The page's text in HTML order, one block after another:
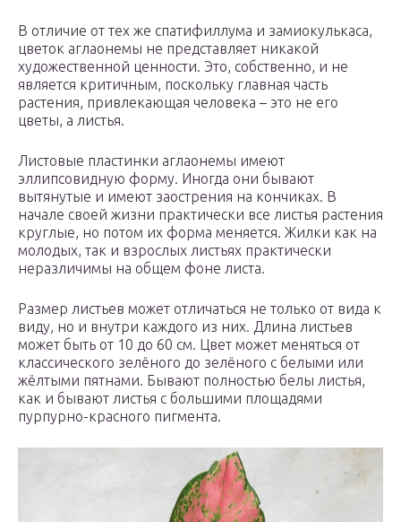
В отличие от тех же спатифиллума и замиокулькаса,
цветок аглаонемы не представляет никакой
художественной ценности. Это, собственно, и не
является критичным, поскольку главная часть
растения, привлекающая человека – это не его
цветы, а листья.
Листовые пластинки аглаонемы имеют
эллипсовидную форму. Иногда они бывают
вытянутые и имеют заострения на кончиках. В
начале своей жизни практически все листья растения
круглые, но потом их форма меняется. Жилки как на
молодых, так и взрослых листьях практически
неразличимы на общем фоне листа.
Размер листьев может отличаться не только от вида к
виду, но и внутри каждого из них. Длина листьев
может быть от 10 до 60 см. Цвет может меняться от
классического зелёного до зелёного с белыми или
жёлтыми пятнами. Бывают полностью белы листья,
как и бывают листья с большими площадями
пурпурно-красного пигмента.